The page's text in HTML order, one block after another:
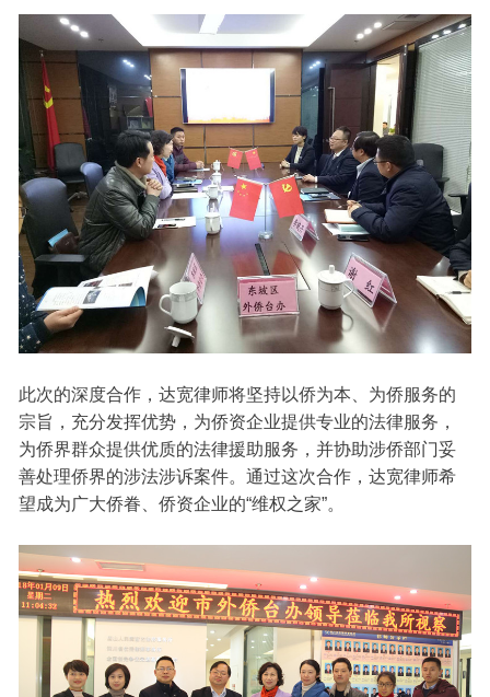
此次的深度合作，达宽律师将坚持以侨为本、为侨服务的
宗旨，充分发挥优势，为侨资企业提供专业的法律服务，
为侨界群众提供优质的法律援助服务，并协助涉侨部门妥
善处理侨界的涉法涉诉案件。通过这次合作，达宽律师希
望成为广大侨眷、侨资企业的“维权之家”。